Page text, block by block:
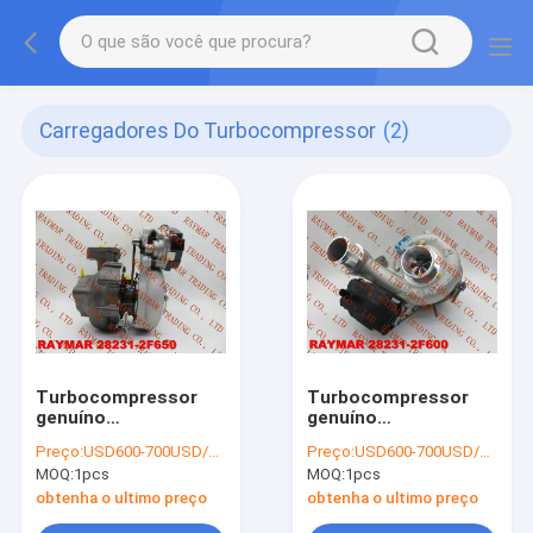
Carregadores Do Turbocompressor (2)
Turbocompressor
genuíno
BORGWARNER para
HYUNDAI D4HB
28231-2F650
Preço:USD600-700USD/PCS
MOQ:1pcs
obtenha o ultimo preço
Turbocompressor
genuíno
BORGWARNER para
HYUNDAI 28231-
2F600
Preço:USD600-700USD/PCS
MOQ:1pcs
obtenha o ultimo preço